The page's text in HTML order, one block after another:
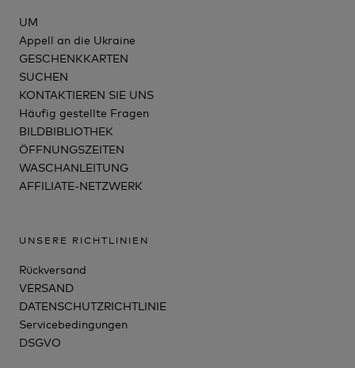
UM
Appell an die Ukraine
GESCHENKKARTEN
SUCHEN
KONTAKTIEREN SIE UNS
Häufig gestellte Fragen
BILDBIBLIOTHEK
ÖFFNUNGSZEITEN
WASCHANLEITUNG
AFFILIATE-NETZWERK
UNSERE RICHTLINIEN
Rückversand
VERSAND
DATENSCHUTZRICHTLINIE
Servicebedingungen
DSGVO